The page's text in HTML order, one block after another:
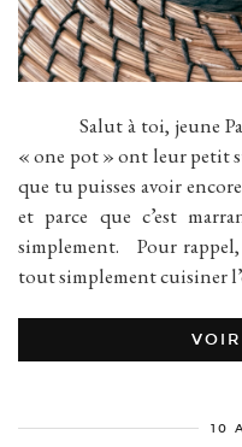
Salut à toi, jeune
« one pot » ont leur petit
que tu puisses avoir
et parce que c’est
simplement. Pour
tout simplement cuisiner
VOIR
10